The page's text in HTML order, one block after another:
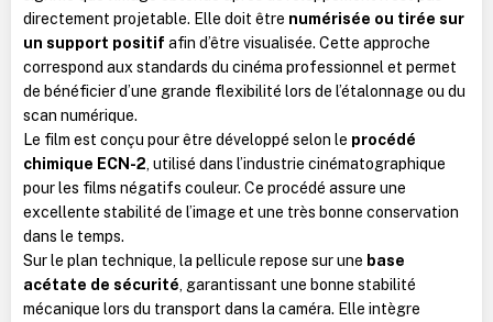
directement projetable. Elle doit être numérisée ou tirée sur
un support positif afin d’être visualisée. Cette approche
correspond aux standards du cinéma professionnel et permet
de bénéficier d’une grande flexibilité lors de l’étalonnage ou du
scan numérique.
Le film est conçu pour être développé selon le procédé
chimique ECN-2, utilisé dans l’industrie cinématographique
pour les films négatifs couleur. Ce procédé assure une
excellente stabilité de l’image et une très bonne conservation
dans le temps.
Sur le plan technique, la pellicule repose sur une base
acétate de sécurité, garantissant une bonne stabilité
mécanique lors du transport dans la caméra. Elle intègre